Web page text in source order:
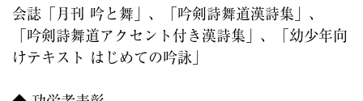
会誌「月刊 吟と舞」、「吟剣詩舞道漢詩集」、
「吟剣詩舞道アクセント付き漢詩集」、「幼少年向
けテキスト はじめての吟詠」